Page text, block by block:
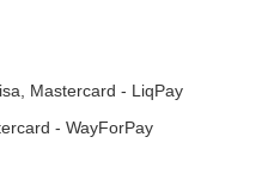
Mastercard - LiqPay
- WayForPay